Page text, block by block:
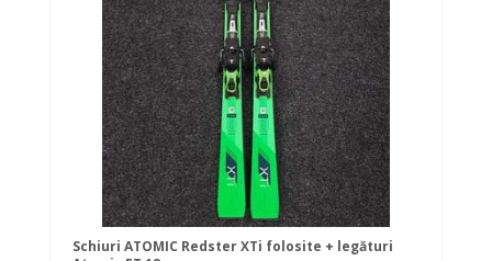
Schiuri ATOMIC Redster XTi folosite + legături